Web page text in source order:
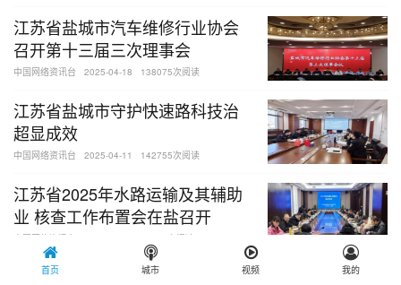
江苏省盐城市汽车维修行业协会
召开第十三届三次理事会
中国网络资讯台 2025-04-18 138075次阅读
江苏省盐城市守护快速路科技治
超显成效
中国网络资讯台 2025-04-11 142755次阅读
江苏省2025年水路运输及其辅助
业 核查工作布置会在盐召开
中国网络资讯台 48565次阅读
盐城交通运输综合执法 座谈会吹
首页 城市 视频 我的